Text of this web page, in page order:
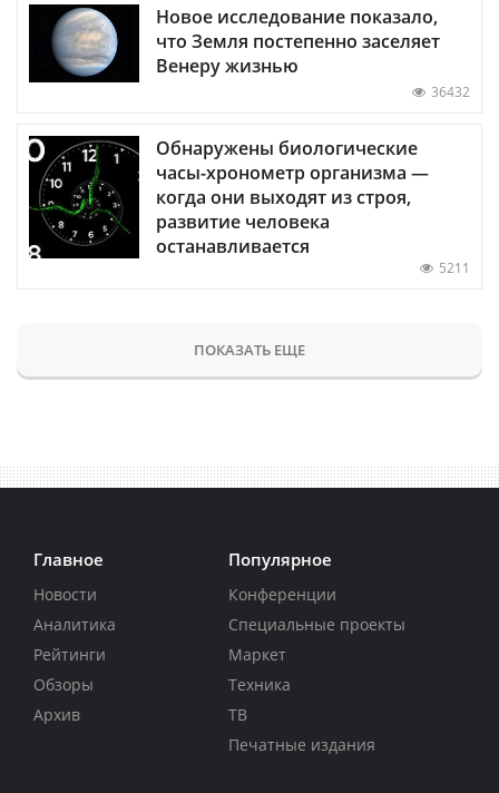
Новое исследование показало,
что Земля постепенно заселяет
Венеру жизнью
36432
Обнаружены биологические
часы-хронометр организма —
когда они выходят из строя,
развитие человека
останавливается
5211
ПОКАЗАТЬ ЕЩЕ
Главное
Новости
Аналитика
Рейтинги
Обзоры
Архив
Популярное
Конференции
Специальные проекты
Маркет
Техника
ТВ
Печатные издания